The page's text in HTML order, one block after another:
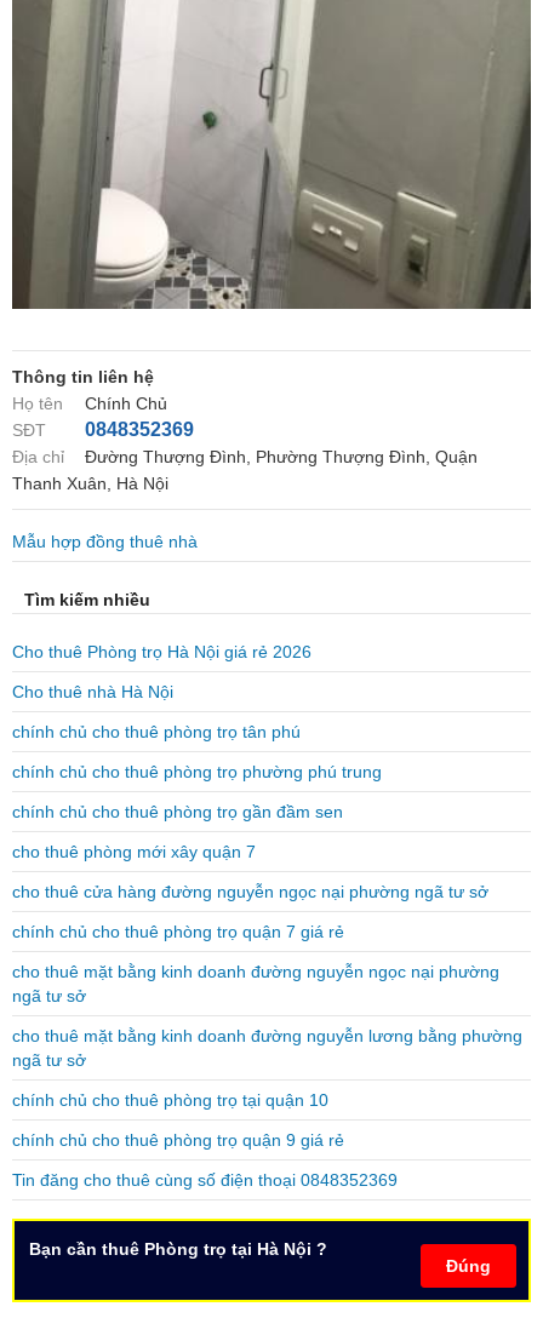
Thông tin liên hệ
Họ tên
Chính Chủ
SĐT
0848352369
Địa chỉ
Đường Thượng Đình, Phường Thượng Đình, Quận
Thanh Xuân, Hà Nội
Mẫu hợp đồng thuê nhà
Tìm kiếm nhiều
Cho thuê Phòng trọ Hà Nội giá rẻ 2026
Cho thuê nhà Hà Nội
chính chủ cho thuê phòng trọ tân phú
chính chủ cho thuê phòng trọ phường phú trung
chính chủ cho thuê phòng trọ gần đầm sen
cho thuê phòng mới xây quận 7
cho thuê cửa hàng đường nguyễn ngọc nại phường ngã tư sở
chính chủ cho thuê phòng trọ quận 7 giá rẻ
cho thuê mặt bằng kinh doanh đường nguyễn ngọc nại phường
ngã tư sở
cho thuê mặt bằng kinh doanh đường nguyễn lương bằng phường
ngã tư sở
chính chủ cho thuê phòng trọ tại quận 10
chính chủ cho thuê phòng trọ quận 9 giá rẻ
Tin đăng cho thuê cùng số điện thoại 0848352369
Đúng
Bạn cần thuê Phòng trọ tại Hà Nội ?